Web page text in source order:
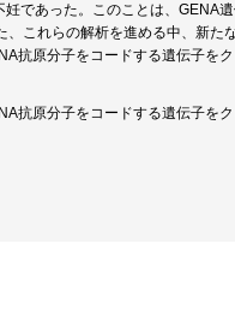
であった。このことは、GENA
これらの解析を進める中、新た
抗原分子をコードする遺伝子を
抗原分子をコードする遺伝子を